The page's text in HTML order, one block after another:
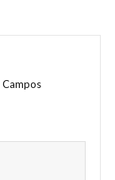
Campos